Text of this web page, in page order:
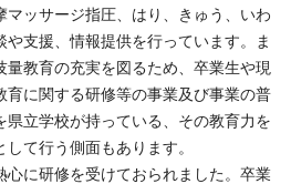
ッサージ指圧、はり、きゅう、いわ
支援、情報提供を行っています。ま
教育の充実を図るため、卒業生や現
育に関する研修等の事業及び事業の普
県立学校が持っている、その教育力を
て行う側面もあります。
心に研修を受けておられました。卒業